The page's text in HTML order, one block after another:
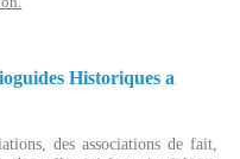
Historiques a
des associations de fait,